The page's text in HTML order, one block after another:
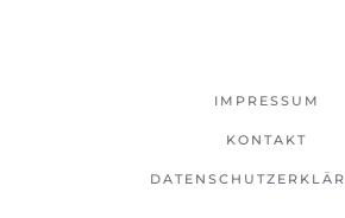
IMPRESSUM
KONTAKT